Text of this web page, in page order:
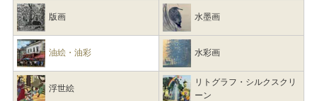
版画 水墨画
油絵・油彩 水彩画
浮世絵
リトグラフ・シルクスクリ
ーン